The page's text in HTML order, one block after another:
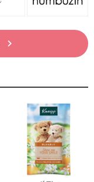
keyboard_arrow_right